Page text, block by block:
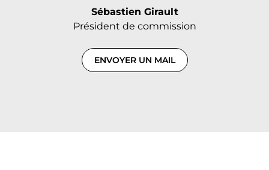
Sébastien Girault
Président de commission
ENVOYER UN MAIL